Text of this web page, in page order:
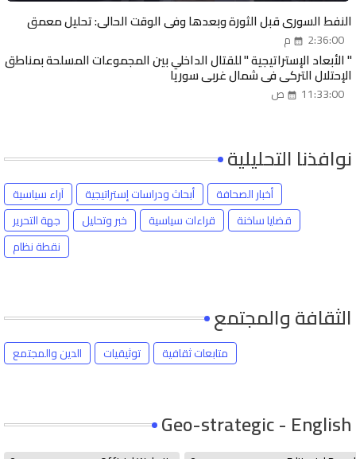
النفط السوري قبل الثورة وبعدها وفي الوقت الحالي: تحليل معمق
2:36:00 م
" الأبعاد الإستراتيجية " للقتال الداخلي بين المجموعات المسلحة بمناطق
الإحتلال التركي في شمال غربي سوريا
11:33:00 ص
نوافذنا التحليلية
آراء سياسية أبحاث ودراسات إستراتيجية
أخبار الصحافة
جهة التحرير
خبر وتحليل قراءات سياسية
قضايا ساخنة
نقطة نظام
الثقافة والمجتمع
الدين والمجتمع توثيقيات متابعات ثقافية
Geo-strategic - English